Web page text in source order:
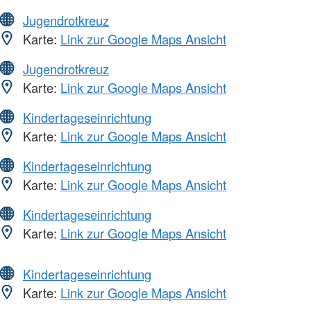
Jugendrotkreuz
Karte: Link zur Google Maps Ansicht
Jugendrotkreuz
Karte: Link zur Google Maps Ansicht
Kindertageseinrichtung
Karte: Link zur Google Maps Ansicht
Kindertageseinrichtung
Karte: Link zur Google Maps Ansicht
Kindertageseinrichtung
Karte: Link zur Google Maps Ansicht
Kindertageseinrichtung
Karte: Link zur Google Maps Ansicht